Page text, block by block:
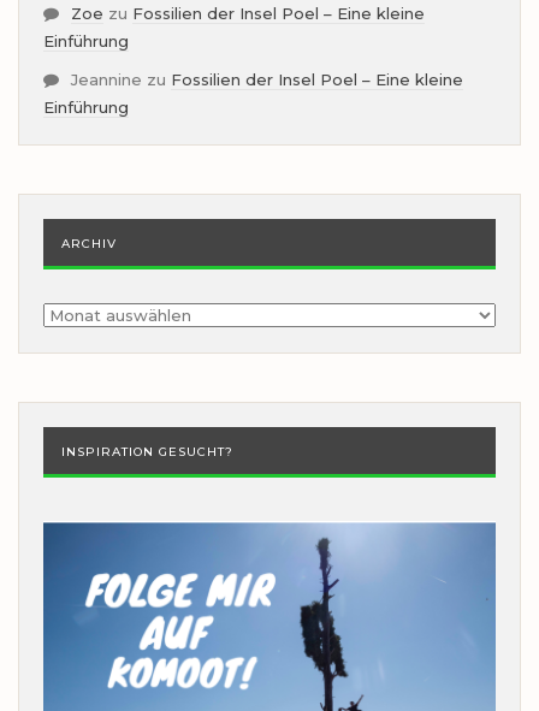
Zoe zu Fossilien der Insel Poel – Eine kleine
Einführung
Jeannine zu Fossilien der Insel Poel – Eine kleine
Einführung
ARCHIV
Archiv
INSPIRATION GESUCHT?